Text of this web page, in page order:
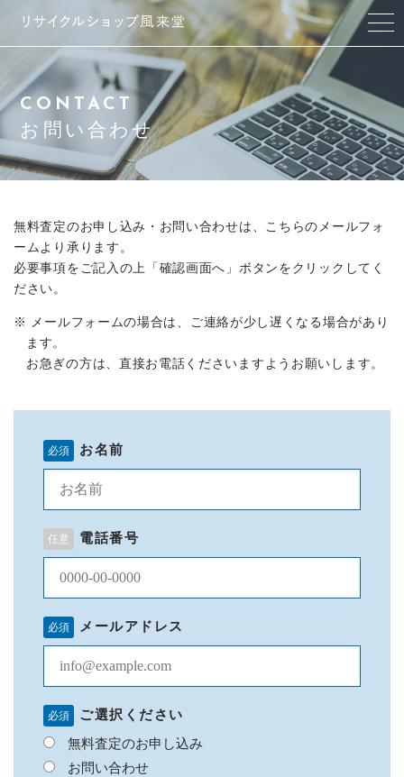
風来堂について
サービス紹介
アクセス
よくある質問
ブログ
お問い合わせ
不用品の出張買取！無料査定受付中！
お問い合わせフォーム
0287-47-4078
CONTACT
お問い合わせ
無料査定のお申し込み・お問い合わせは、こちらのメールフォ
ームより承ります。
必要事項をご記入の上「確認画面へ」ボタンをクリックしてく
ださい。
メールフォームの場合は、ご連絡が少し遅くなる場合があり
ます。
お急ぎの方は、直接お電話くださいますようお願いします。
お名前
電話番号
メールアドレス
ご選択ください
無料査定のお申し込み
お問い合わせ